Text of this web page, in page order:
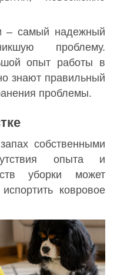
– самый надежный
проблему.
опыт работы в
знают правильный
проблемы.
собственными
опыта и
уборки может
ковровое